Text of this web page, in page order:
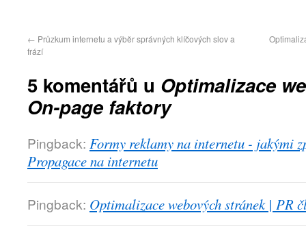
← Průzkum internetu a výběr správných klíčových slov a
frází
5 komentářů u Optimalizace
On-page faktory
Pingback: Formy reklamy na internetu - jakými
Propagace na internetu
Pingback: Optimalizace webových stránek | PR